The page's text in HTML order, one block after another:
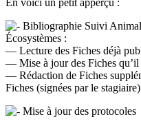
En voici un petit apperçu :
Bibliographie Suivi
Écosystèmes :
— Lecture des Fiches déjà
— Mise à jour des Fiches
— Rédaction de Fiches
Fiches (signées par le stagiaire)
Mise à jour des protocoles